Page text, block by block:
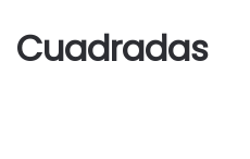
Cuadradas